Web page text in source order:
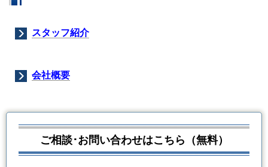
スタッフ紹介
会社概要
ご相談･お問い合わせはこちら（無料）